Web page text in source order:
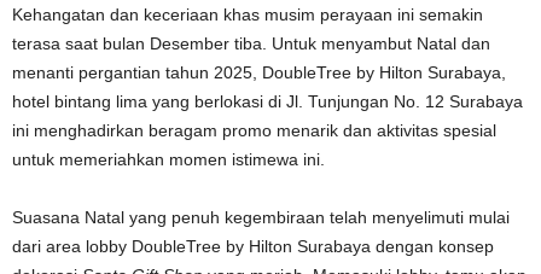
Kehangatan dan keceriaan khas musim perayaan ini semakin
terasa saat bulan Desember tiba. Untuk menyambut Natal dan
menanti pergantian tahun 2025, DoubleTree by Hilton Surabaya,
hotel bintang lima yang berlokasi di Jl. Tunjungan No. 12 Surabaya
ini menghadirkan beragam promo menarik dan aktivitas spesial
untuk memeriahkan momen istimewa ini.
Suasana Natal yang penuh kegembiraan telah menyelimuti mulai
dari area lobby DoubleTree by Hilton Surabaya dengan konsep